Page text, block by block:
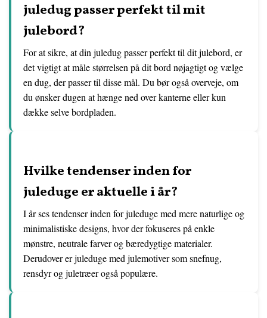
juledug passer perfekt til mit
julebord?
For at sikre, at din juledug passer perfekt til dit julebord, er
det vigtigt at måle størrelsen på dit bord nøjagtigt og vælge
en dug, der passer til disse mål. Du bør også overveje, om
du ønsker dugen at hænge ned over kanterne eller kun
dække selve bordpladen.
Hvilke tendenser inden for
juleduge er aktuelle i år?
I år ses tendenser inden for juleduge med mere naturlige og
minimalistiske designs, hvor der fokuseres på enkle
mønstre, neutrale farver og bæredygtige materialer.
Derudover er juleduge med julemotiver som snefnug,
rensdyr og juletræer også populære.